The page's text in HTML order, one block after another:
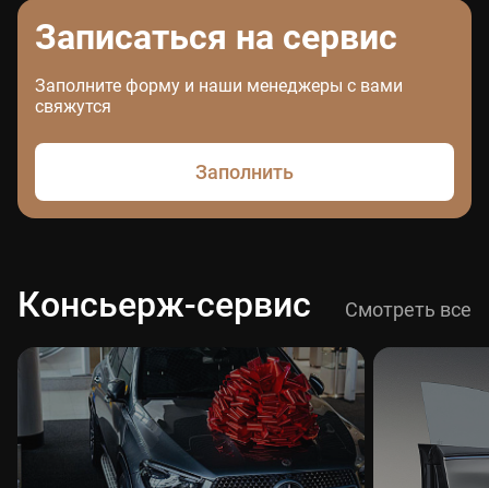
Записаться на сервис
Заполните форму и наши менеджеры с вами
свяжутся
Заполнить
Консьерж-сервис Смотреть все